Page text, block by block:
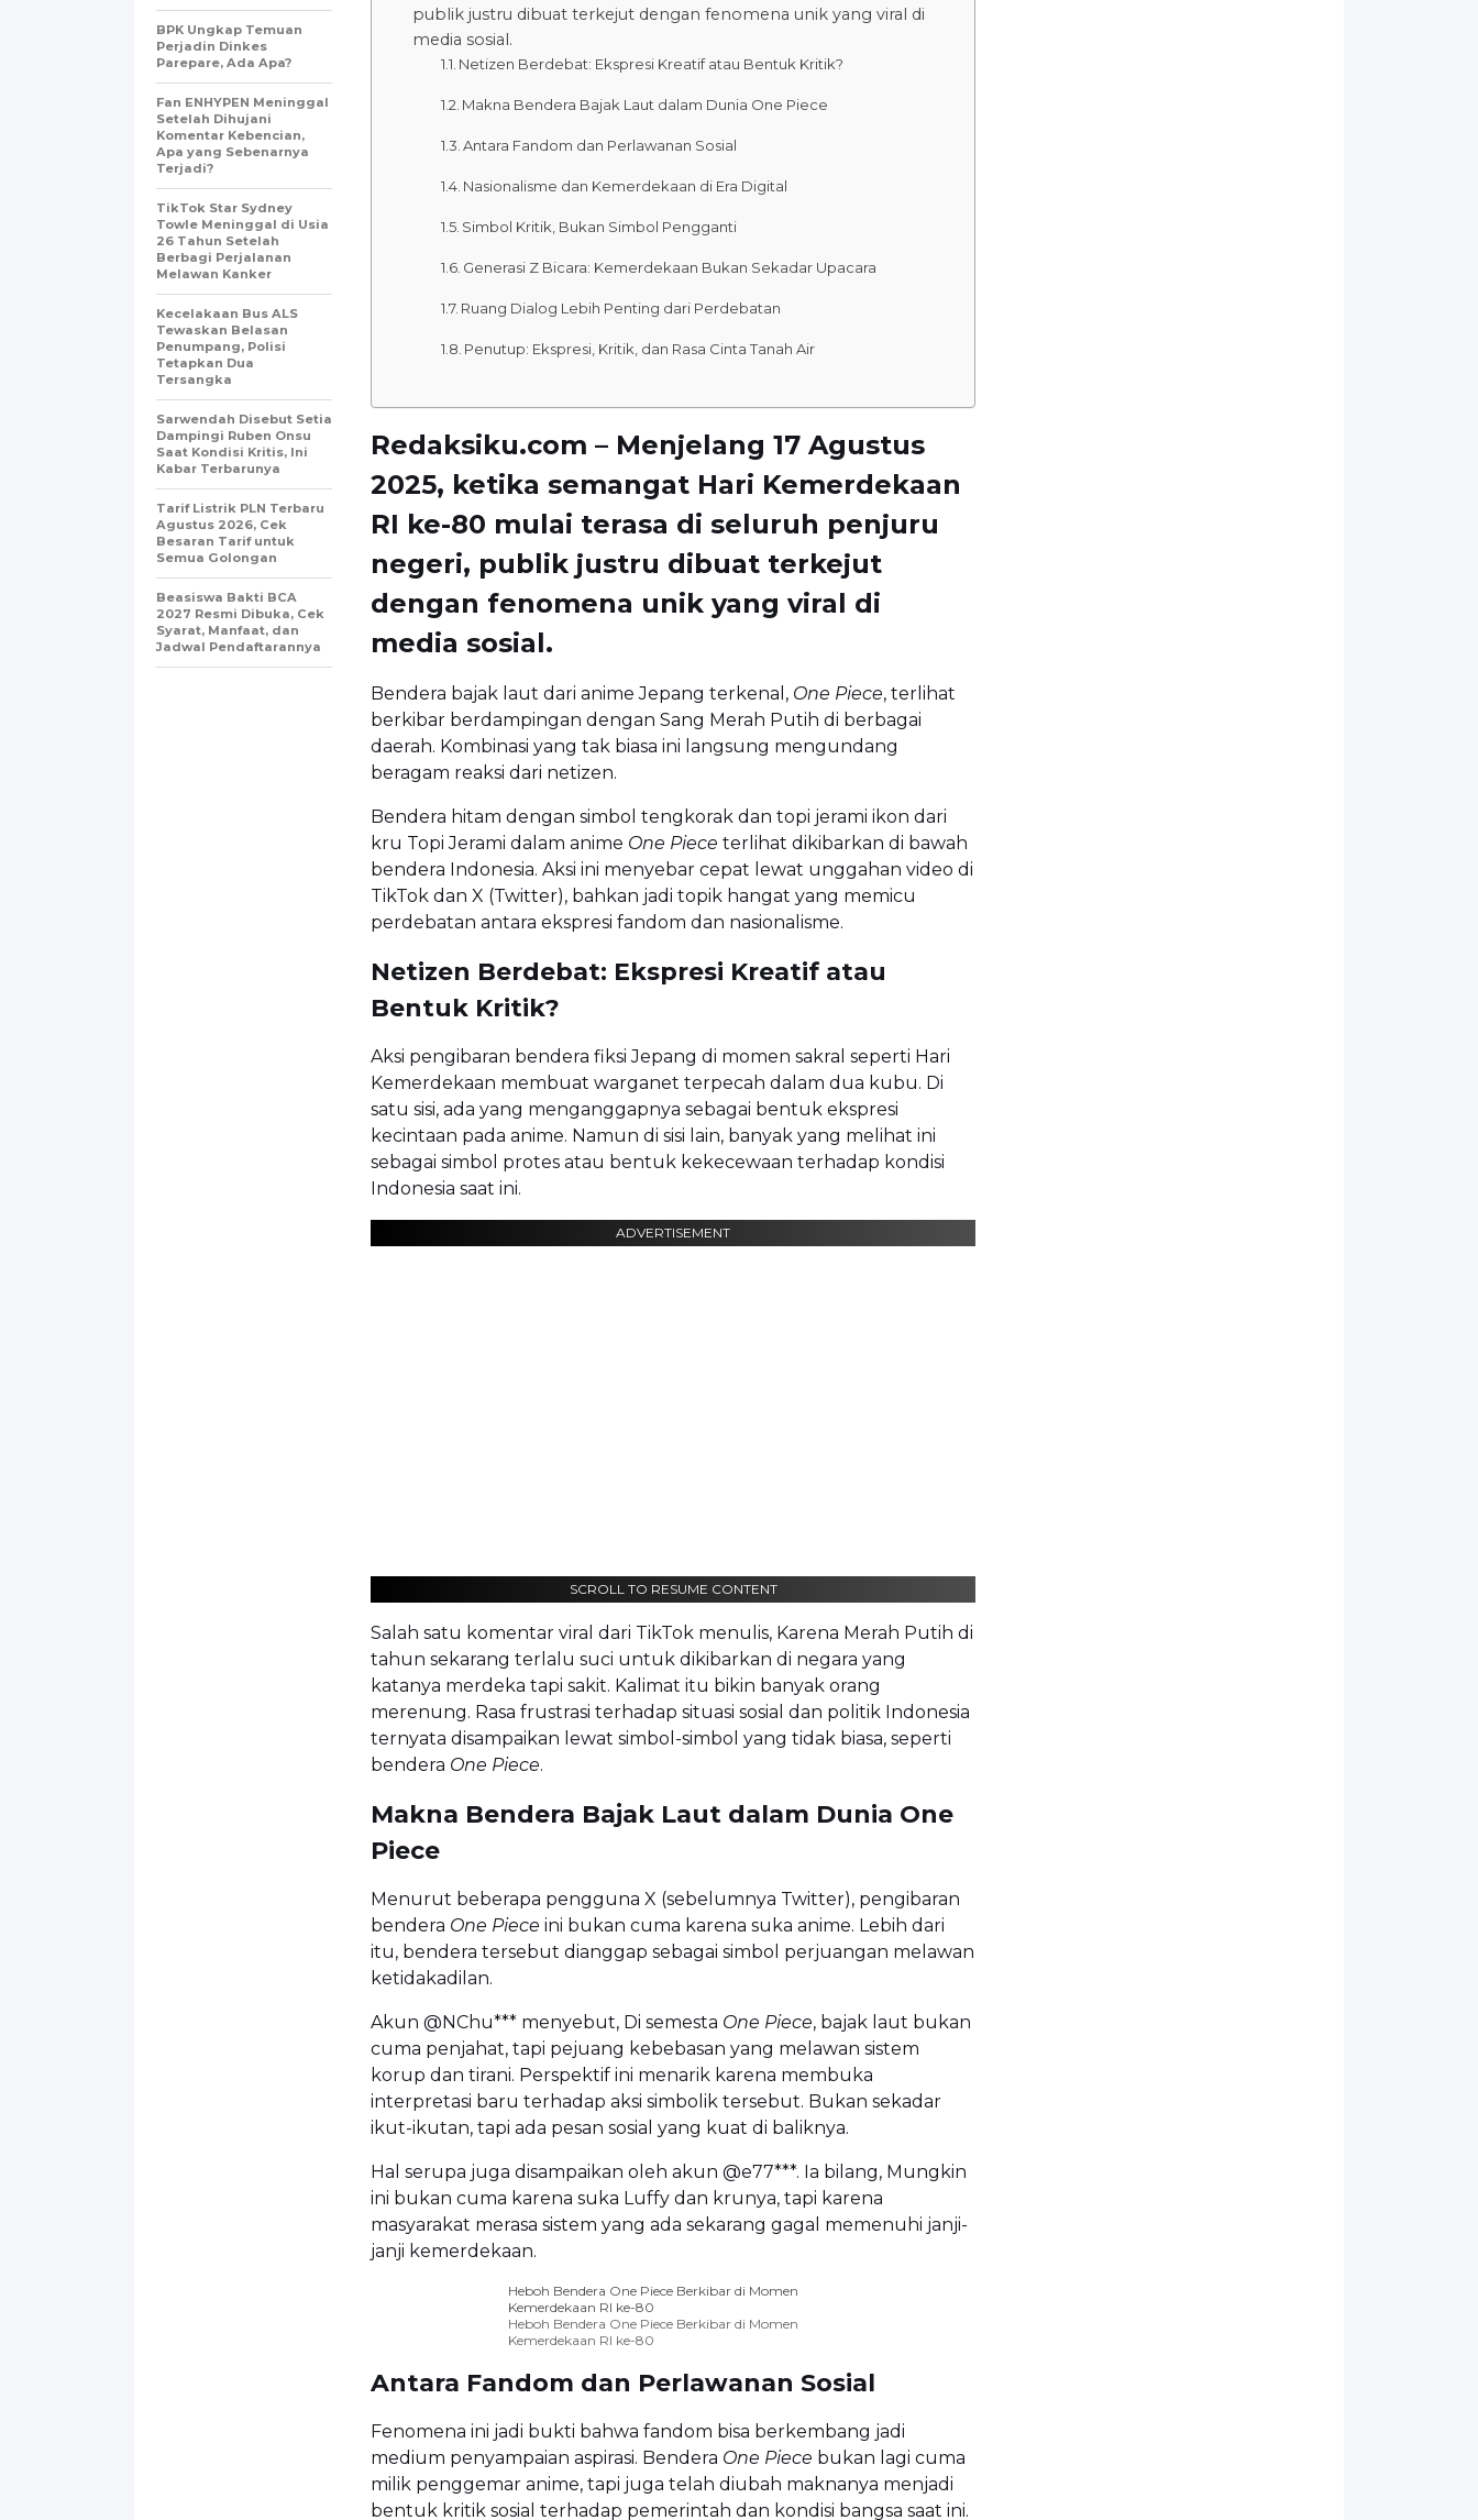
publik justru dibuat terkejut dengan fenomena unik yang viral di
media sosial.
Netizen Berdebat: Ekspresi Kreatif atau Bentuk Kritik?
Makna Bendera Bajak Laut dalam Dunia One Piece
Antara Fandom dan Perlawanan Sosial
Nasionalisme dan Kemerdekaan di Era Digital
Simbol Kritik, Bukan Simbol Pengganti
Generasi Z Bicara: Kemerdekaan Bukan Sekadar Upacara
Ruang Dialog Lebih Penting dari Perdebatan
Penutup: Ekspresi, Kritik, dan Rasa Cinta Tanah Air
Redaksiku.com – Menjelang 17 Agustus
2025, ketika semangat Hari Kemerdekaan
RI ke-80 mulai terasa di seluruh penjuru
negeri, publik justru dibuat terkejut
dengan fenomena unik yang viral di
media sosial.
Bendera bajak laut dari anime Jepang terkenal, One Piece, terlihat
berkibar berdampingan dengan Sang Merah Putih di berbagai
daerah. Kombinasi yang tak biasa ini langsung mengundang
beragam reaksi dari netizen.
Bendera hitam dengan simbol tengkorak dan topi jerami ikon dari
kru Topi Jerami dalam anime One Piece terlihat dikibarkan di bawah
bendera Indonesia. Aksi ini menyebar cepat lewat unggahan video di
TikTok dan X (Twitter), bahkan jadi topik hangat yang memicu
perdebatan antara ekspresi fandom dan nasionalisme.
Netizen Berdebat: Ekspresi Kreatif atau
Bentuk Kritik?
Aksi pengibaran bendera fiksi Jepang di momen sakral seperti Hari
Kemerdekaan membuat warganet terpecah dalam dua kubu. Di
satu sisi, ada yang menganggapnya sebagai bentuk ekspresi
kecintaan pada anime. Namun di sisi lain, banyak yang melihat ini
sebagai simbol protes atau bentuk kekecewaan terhadap kondisi
Indonesia saat ini.
ADVERTISEMENT
SCROLL TO RESUME CONTENT
Salah satu komentar viral dari TikTok menulis, Karena Merah Putih di
tahun sekarang terlalu suci untuk dikibarkan di negara yang
katanya merdeka tapi sakit. Kalimat itu bikin banyak orang
merenung. Rasa frustrasi terhadap situasi sosial dan politik Indonesia
ternyata disampaikan lewat simbol-simbol yang tidak biasa, seperti
bendera One Piece.
Makna Bendera Bajak Laut dalam Dunia One
Piece
Menurut beberapa pengguna X (sebelumnya Twitter), pengibaran
bendera One Piece ini bukan cuma karena suka anime. Lebih dari
itu, bendera tersebut dianggap sebagai simbol perjuangan melawan
ketidakadilan.
Akun @NChu*** menyebut, Di semesta One Piece, bajak laut bukan
cuma penjahat, tapi pejuang kebebasan yang melawan sistem
korup dan tirani. Perspektif ini menarik karena membuka
interpretasi baru terhadap aksi simbolik tersebut. Bukan sekadar
ikut-ikutan, tapi ada pesan sosial yang kuat di baliknya.
Hal serupa juga disampaikan oleh akun @e77***. Ia bilang, Mungkin
ini bukan cuma karena suka Luffy dan krunya, tapi karena
masyarakat merasa sistem yang ada sekarang gagal memenuhi janji-
janji kemerdekaan.
Heboh Bendera One Piece Berkibar di Momen
Kemerdekaan RI ke-80
Heboh Bendera One Piece Berkibar di Momen
Kemerdekaan RI ke-80
Antara Fandom dan Perlawanan Sosial
Fenomena ini jadi bukti bahwa fandom bisa berkembang jadi
medium penyampaian aspirasi. Bendera One Piece bukan lagi cuma
milik penggemar anime, tapi juga telah diubah maknanya menjadi
bentuk kritik sosial terhadap pemerintah dan kondisi bangsa saat ini.
BPK Ungkap Temuan
Perjadin Dinkes
Parepare, Ada Apa?
Fan ENHYPEN Meninggal
Setelah Dihujani
Komentar Kebencian,
Apa yang Sebenarnya
Terjadi?
TikTok Star Sydney
Towle Meninggal di Usia
26 Tahun Setelah
Berbagi Perjalanan
Melawan Kanker
Kecelakaan Bus ALS
Tewaskan Belasan
Penumpang, Polisi
Tetapkan Dua
Tersangka
Sarwendah Disebut Setia
Dampingi Ruben Onsu
Saat Kondisi Kritis, Ini
Kabar Terbarunya
Tarif Listrik PLN Terbaru
Agustus 2026, Cek
Besaran Tarif untuk
Semua Golongan
Beasiswa Bakti BCA
2027 Resmi Dibuka, Cek
Syarat, Manfaat, dan
Jadwal Pendaftarannya